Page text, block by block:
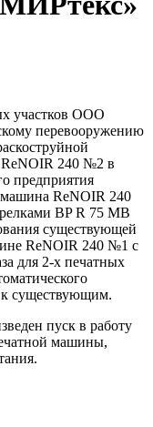
участков ООО
перевооружению
240 №2 в
предприятия
ReNOIR 240
BP R 75 MB
существующей
ReNOIR 240 №1 с
для 2-х печатных
к существующим.
пуск в работу
машины,